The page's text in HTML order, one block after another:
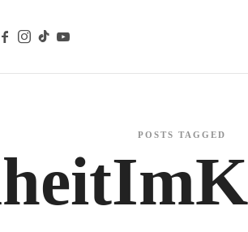
POSTS TAGGED